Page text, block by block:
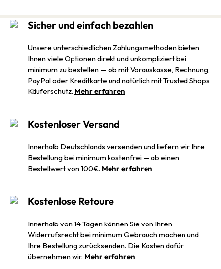
Sicher und einfach bezahlen
Unsere unterschiedlichen Zahlungsmethoden bieten
Ihnen viele Optionen direkt und unkompliziert bei
minimum zu bestellen — ob mit Vorauskasse, Rechnung,
PayPal oder Kreditkarte und natürlich mit Trusted Shops
Käuferschutz. Mehr erfahren
Kostenloser Versand
Innerhalb Deutschlands versenden und liefern wir Ihre
Bestellung bei minimum kostenfrei — ab einen
Bestellwert von 100€. Mehr erfahren
Kostenlose Retoure
Innerhalb von 14 Tagen können Sie von Ihren
Widerrufsrecht bei minimum Gebrauch machen und
Ihre Bestellung zurücksenden. Die Kosten dafür
übernehmen wir. Mehr erfahren